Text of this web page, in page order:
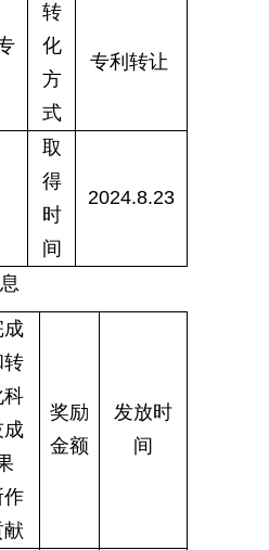
转
化
方
式
专利转让
取
得
时
间
2024.8.23
成
转
科
成
作
献
奖励
金额
发放时
间